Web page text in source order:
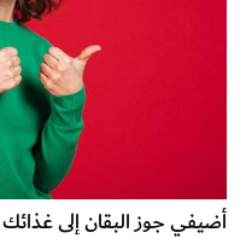
أضيفي جوز البقان إلى غذائك